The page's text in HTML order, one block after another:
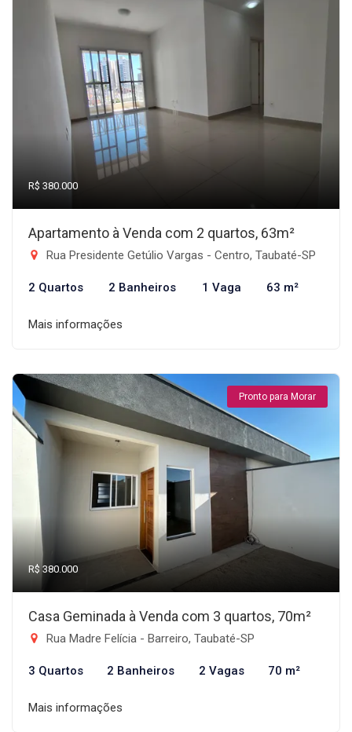
R$ 380.000
Apartamento à Venda com 2 quartos, 63m²
Rua Presidente Getúlio Vargas - Centro, Taubaté-SP
2 Quartos 2 Banheiros 1 Vaga 63 m²
Mais informações
Pronto para Morar
R$ 380.000
Casa Geminada à Venda com 3 quartos, 70m²
Rua Madre Felícia - Barreiro, Taubaté-SP
3 Quartos 2 Banheiros 2 Vagas 70 m²
Mais informações